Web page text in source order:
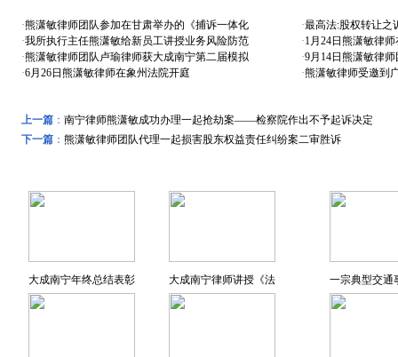
·熊潇敏律师团队参加在甘肃举办的《捕诉一体化 ·最高法:股权转让之
·我所执行主任熊潇敏给新员工讲授业务风险防范 ·1月24日熊潇敏律
·熊潇敏律师团队卢瑜律师获大成南宁第二届模拟 ·9月14日熊潇敏律
·6月26日熊潇敏律师在象州法院开庭 ·熊潇敏律师受邀到
上一篇： 南宁律师熊潇敏成功办理一起抢劫案——检察院作出不予起诉决定
下一篇： 熊潇敏律师团队代理一起损害股东权益责任纠纷案二审胜诉
大成南宁年终总结表彰 大成南宁律师讲授《法 一宗典型交通